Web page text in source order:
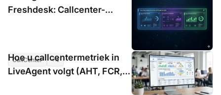
Freshdesk: Callcenter-
CallCenter +4 Jun 5, 2026•6 min leestijd
Hoe u callcentermetriek in
LiveAgent volgt (AHT, FCR,